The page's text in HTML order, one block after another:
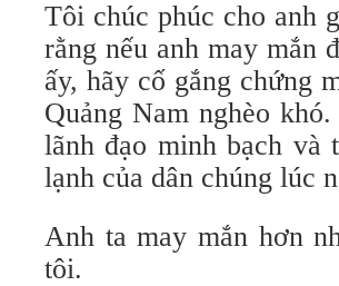
Tôi chúc phúc cho anh
rằng nếu anh may mắn
ấy, hãy cố gắng chứng
Quảng Nam nghèo
lãnh đạo minh bạch
lạnh của dân chúng lúc
Anh ta may mắn hơn
tôi.